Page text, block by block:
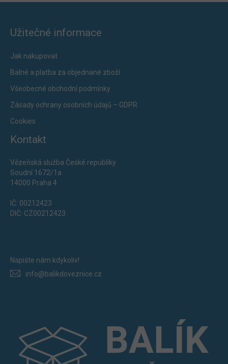
Užitečné informace
Jak nakupovat
Balné a platba za objednané zboží
Všeobecné obchodní podmínky
Zásady ochrany osobních údajů – GDPR
Cookies
Kontakt
Vězeňská služba České republiky
Soudní 1672/1a
14000 Praha 4
IČ: 00212423
DIČ: CZ00212423
Napište nám kdykoliv!
info@balikdoveznice.cz